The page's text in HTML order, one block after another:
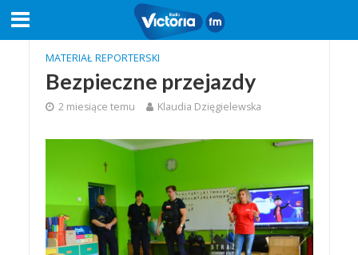
MATERIAŁ REPORTERSKI
Bezpieczne przejazdy
2 miesiące temu Klaudia Dzięgielewska